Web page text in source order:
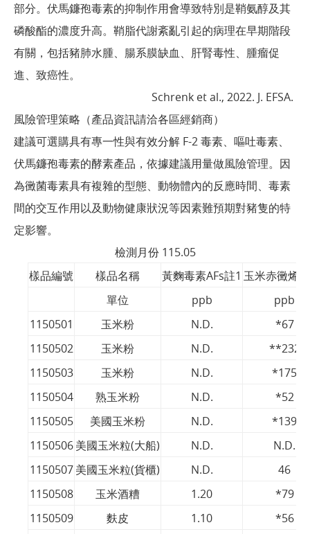
部分。伏馬鐮孢毒素的抑制作用會導致特別是鞘氨醇及其
磷酸酯的濃度升高。鞘脂代謝紊亂引起的病理在早期階段
有關，包括豬肺水腫、腸系膜缺血、肝腎毒性、腫瘤促
進、致癌性。
Schrenk et al., 2022. J. EFSA.
風險管理策略（產品資訊請洽各區經銷商）
建議可選購具有專一性與有效分解 F-2 毒素、嘔吐毒素、
伏馬鐮孢毒素的酵素產品，依據建議用量做風險管理。因
為黴菌毒素具有複雜的型態、動物體內的反應時間、毒素
間的交互作用以及動物健康狀況等因素難預期對豬隻的特
定影響。
檢測月份 115.05
樣品編號
樣品名稱 黃麴毒素AFs註1 玉米赤黴烯
單位
ppb
ppb
1150501
玉米粉 N.D.
*67
1150502
玉米粉 N.D.
**232
1150503
玉米粉 N.D.
*175
1150504
熟玉米粉 N.D.
*52
1150505
美國玉米粉 N.D.
*139
1150506 美國玉米粒(大船) N.D.
N.D.
1150507 美國玉米粒(貨櫃) N.D.
46
1150508
玉米酒糟 1.20
*79
1150509
麩皮 1.10
*56